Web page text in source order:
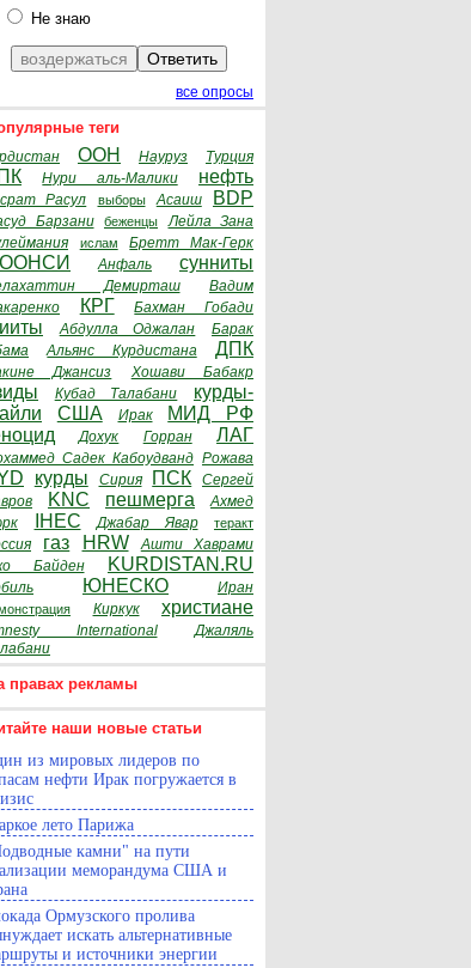
Не знаю
все опросы
теги
ООН Науруз Турция
Нури аль-Малики нефть
Расул выборы Асаиш BDP
Барзани беженцы
Лейла Зана
ислам Бретт Мак-Герк
Анфаль сунниты
Демирташ
Вадим
КРГ Бахман Гобади
Абдулла Оджалан
Барак
Альянс Курдистана ДПК
Джансиз Хошави Бабакр
Кубад Талабани
курды-
США Ирак
МИД РФ
Дохук Горран ЛАГ
Садек Кабоудванд Рожава
курды Сирия ПСК
Сергей
KNC пешмерга
Ахмед
IHEC Джабар Явар теракт
газ HRW
Ашти Хаврами
Байден
KURDISTAN.RU
ЮНЕСКО Иран
Киркук христиане
International
Джаляль
правах рекламы
наши новые статьи
из мировых лидеров по
нефти Ирак погружается в
лето Парижа
камни" на пути
меморандума США и
Ормузского пролива
искать альтернативные
и источники энергии